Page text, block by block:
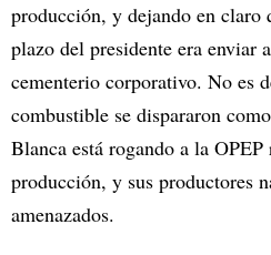
producción, y dejando en claro
plazo del presidente era enviar
cementerio corporativo. No es
combustible se dispararon
Blanca está rogando a la OPEP
producción, y sus productores
amenazados.